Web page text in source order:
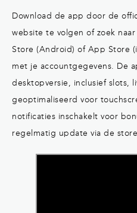
Download de app door de
website te volgen of zoek
Store (Android) of App Store
met je accountgegevens. De
desktopversie, inclusief slots,
geoptimaliseerd voor
notificaties inschakelt voor
regelmatig update via de